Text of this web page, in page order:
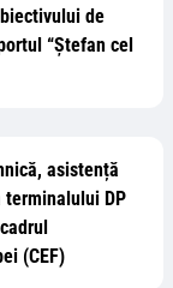
de
“Ștefan cel
asistență
DP
(CEF)